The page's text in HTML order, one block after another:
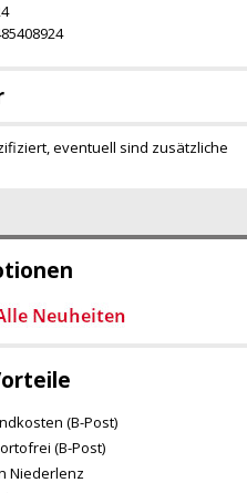
(B-Post)
(B-Post)
Niederlenz
eventuell sind zusätzliche